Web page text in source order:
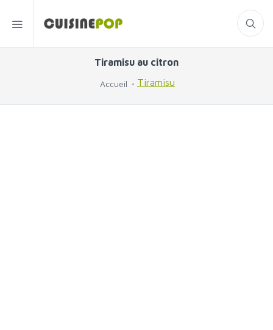
Tiramisu au citron
Accueil Tiramisu